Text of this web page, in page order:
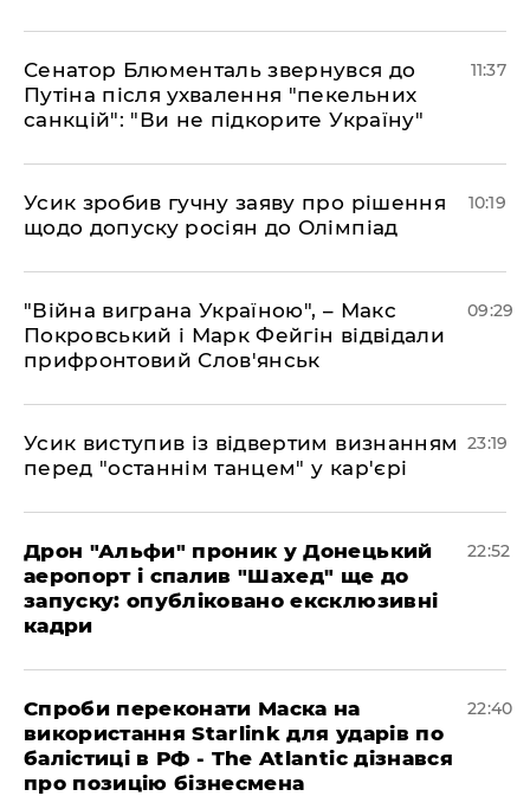
Сенатор Блюменталь звернувся до
Путіна після ухвалення "пекельних
санкцій": "Ви не підкорите Україну"
11:37
Усик зробив гучну заяву про рішення
щодо допуску росіян до Олімпіад
10:19
"Війна виграна Україною", – Макс
Покровський і Марк Фейгін відвідали
прифронтовий Слов'янськ
09:29
​Усик виступив із відвертим визнанням
перед "останнім танцем" у кар'єрі
23:19
​Дрон "Альфи" проник у Донецький
аеропорт і спалив "Шахед" ще до
запуску: опубліковано ексклюзивні
кадри
22:52
​Спроби переконати Маска на
використання Starlink для ударів по
балістиці в РФ - The Atlantic дізнався
про позицію бізнесмена
22:40